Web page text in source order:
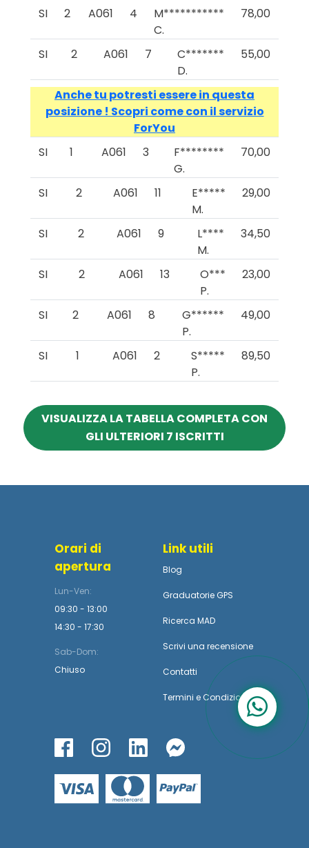
SI 2 A061 4
M***********
C.
78,00
SI 2 A061 7
C*******
D.
55,00
Anche tu potresti essere in questa
posizione ! Scopri come con il servizio
ForYou
SI
1 A061 3
F********
G.
70,00
SI 2 A061 11
E*****
M.
29,00
SI 2 A061 9
L****
M.
34,50
SI 2 A061 13
O***
P.
23,00
SI 2 A061 8
G******
P.
49,00
SI 1 A061 2
S*****
P.
89,50
VISUALIZZA LA TABELLA COMPLETA CON
GLI ULTERIORI 7 ISCRITTI
Orari di
apertura
Lun-Ven:
09:30 - 13:00
14:30 - 17:30
Sab-Dom:
Chiuso
Link utili
Blog
Graduatorie GPS
Ricerca MAD
Scrivi una recensione
Contatti
Termini e Condizioni